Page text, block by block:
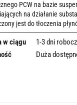
PCW na bazie
na działanie
jest do tłoczenia
w ciągu
1-3 dni
Duża